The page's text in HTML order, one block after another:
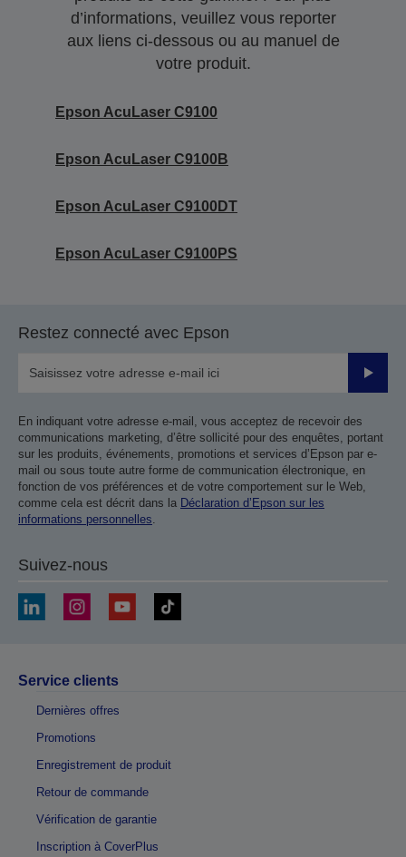
d’informations, veuillez vous reporter
aux liens ci-dessous ou au manuel de
votre produit.
Epson AcuLaser C9100
Epson AcuLaser C9100B
Epson AcuLaser C9100DT
Epson AcuLaser C9100PS
Restez connecté avec Epson
Valider
En indiquant votre adresse e-mail, vous acceptez de recevoir des
communications marketing, d’être sollicité pour des enquêtes, portant
sur les produits, événements, promotions et services d’Epson par e-
mail ou sous toute autre forme de communication électronique, en
fonction de vos préférences et de votre comportement sur le Web,
comme cela est décrit dans la Déclaration d’Epson sur les
informations personnelles.
Suivez-nous
Service clients
Dernières offres
Promotions
Enregistrement de produit
Retour de commande
Vérification de garantie
Inscription à CoverPlus